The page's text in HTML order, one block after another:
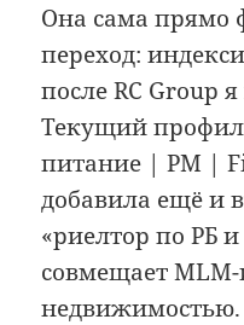
Она сама прямо
переход:
после RC Group
Текущий
питание | PM |
добавила ещё и
«риелтор по РБ и
совмещает
недвижимостью.